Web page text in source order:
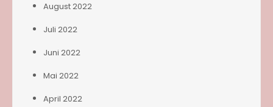
August 2022
Juli 2022
Juni 2022
Mai 2022
April 2022